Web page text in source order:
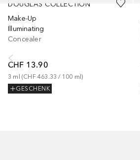
DOUGLAS COLLECTION
Make-Up
Illuminating
Concealer
CHF 13.90
3 ml (CHF 463.33 / 100 ml)
GESCHENK